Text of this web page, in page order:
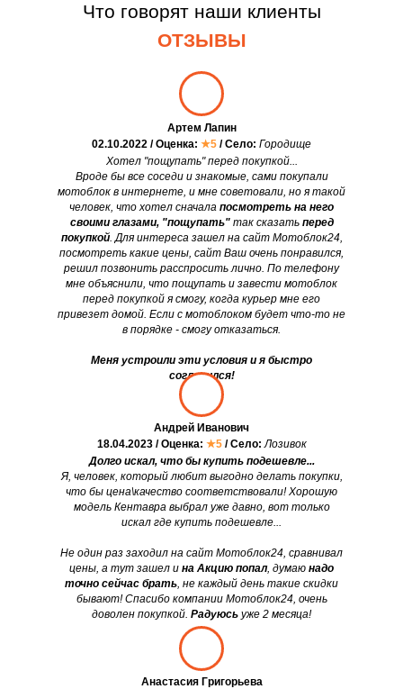
Что говорят наши клиенты
ОТЗЫВЫ
Хотел "пощупать" перед покупкой...
Вроде бы все соседи и знакомые, сами покупали
мотоблок в интернете, и мне советовали, но я такой
человек, что хотел сначала посмотреть на него
своими глазами, "пощупать"так сказать перед
покупкой. Для интереса зашел на сайт Мотоблок24,
посмотреть какие цены, сайт Ваш очень понравился,
решил позвонить расспросить лично. По телефону
мне объяснили, что пощупать и завести мотоблок
перед покупкой я смогу, когда курьер мне его
привезет домой. Если с мотоблоком будет что-то не
в порядке - смогу отказаться.
Меня устроили эти условия и я быстро
согласился!
Артем Лапин
02.10.2022 / Оценка: ★5 / Село: Городище
Анастасия Григорьева
Долго искал, что бы купить подешевле...
Я, человек, который любит выгодно делать покупки,
что бы цена\качество соответствовали! Хорошую
модель Кентавра выбрал уже давно, вот только
искал где купить подешевле...
Не один раз заходил на сайт Мотоблок24, сравнивал
цены, а тут зашел и на Акцию попал, думаю надо
точно сейчас брать, не каждый день такие скидки
бывают! Спасибо компании Мотоблок24, очень
доволен покупкой. Радуюсь уже 2 месяца!
Андрей Иванович
18.04.2023 / Оценка: ★5 / Село: Лозивок